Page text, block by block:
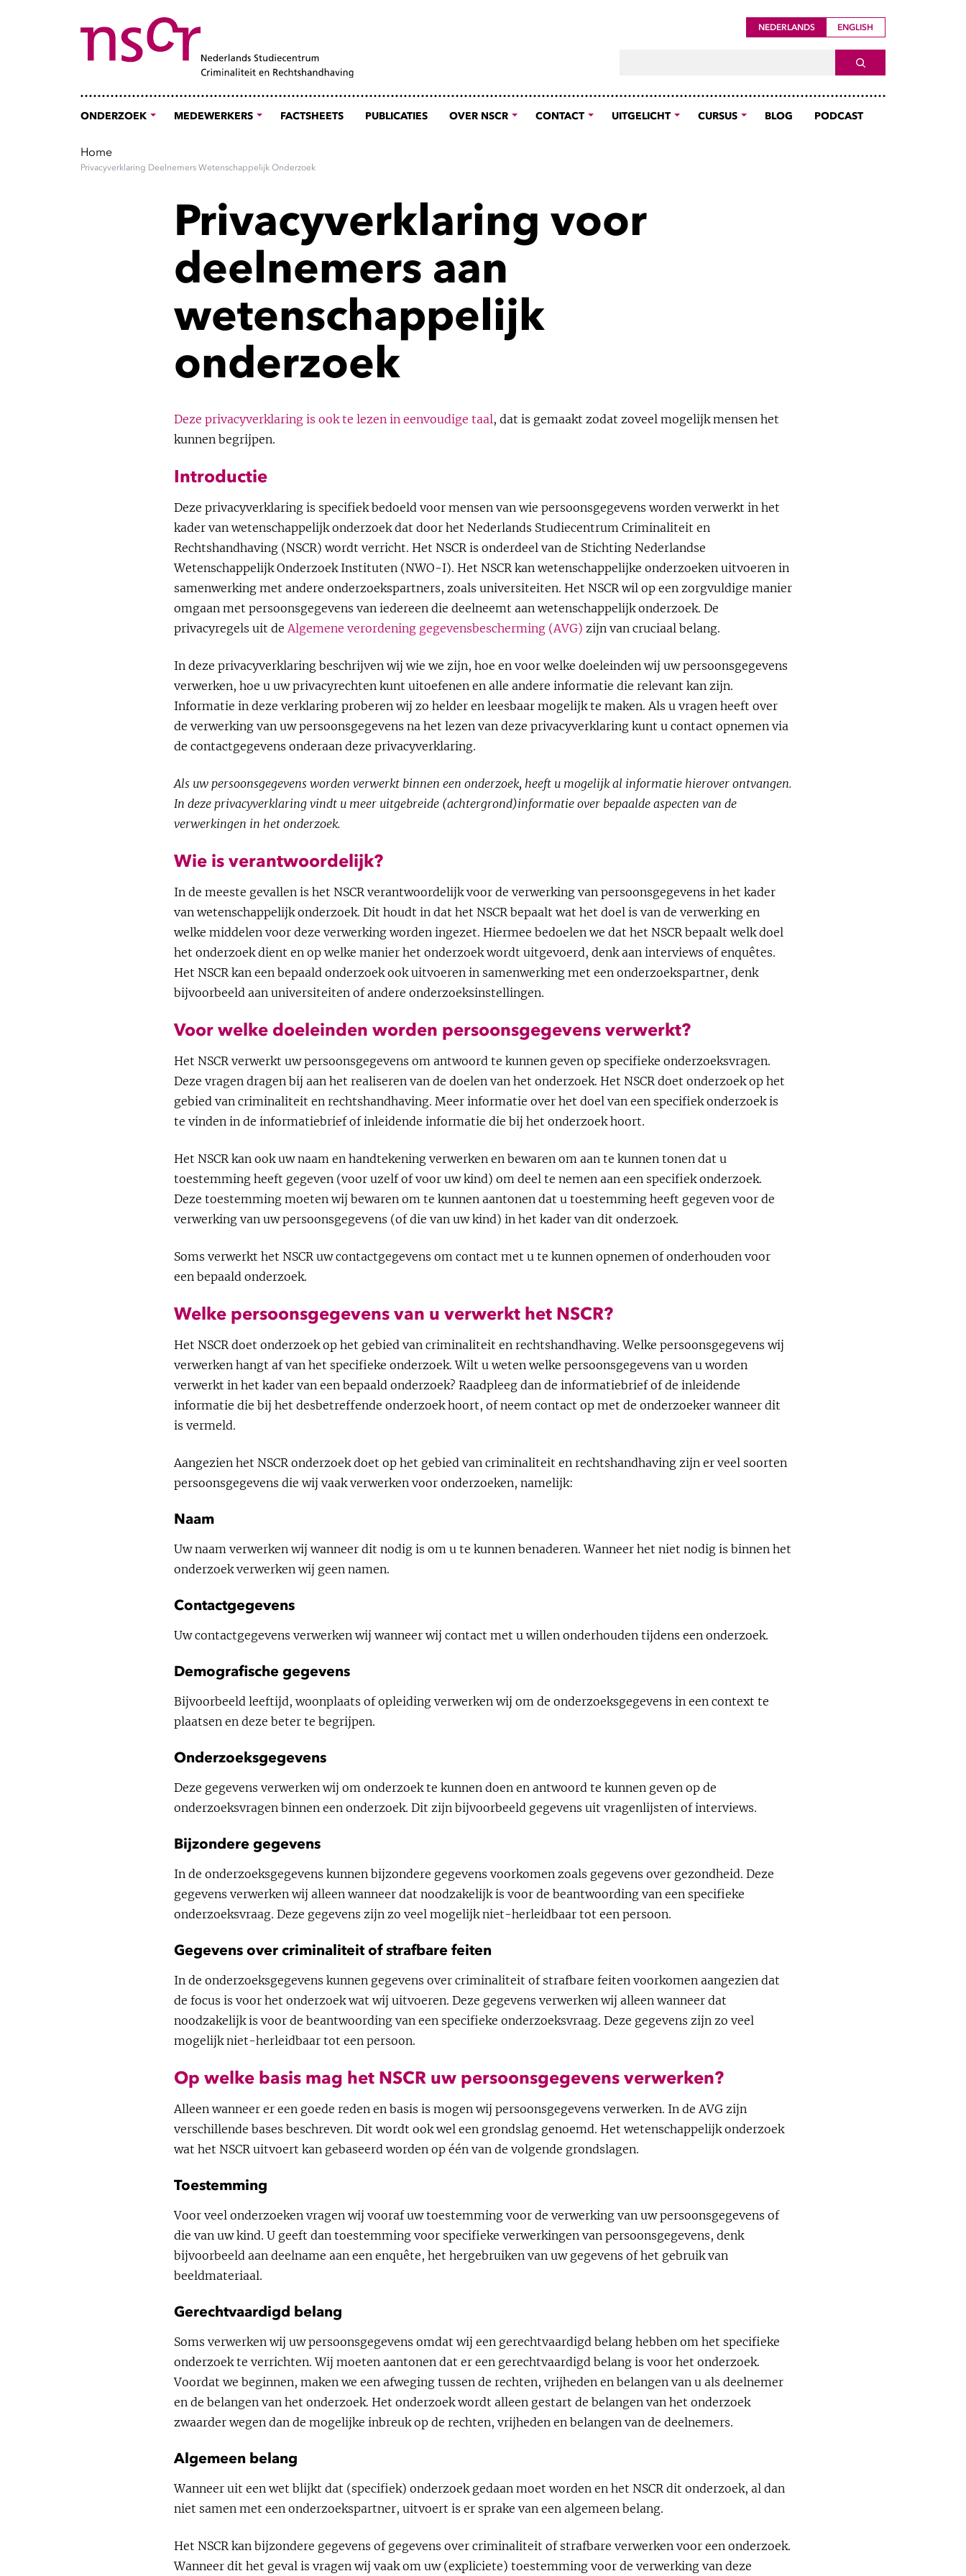
NEDERLANDS ENGLISH
SEARCH
ONDERZOEK MEDEWERKERS FACTSHEETS PUBLICATIES OVER NSCR CONTACT UITGELICHT CURSUS BLOG PODCAST
Home
Privacyverklaring Deelnemers Wetenschappelijk Onderzoek
Privacyverklaring voor
deelnemers aan
wetenschappelijk
onderzoek
Deze privacyverklaring is ook te lezen in eenvoudige taal, dat is gemaakt zodat zoveel mogelijk mensen het
kunnen begrijpen.
Introductie
Deze privacyverklaring is specifiek bedoeld voor mensen van wie persoonsgegevens worden verwerkt in het
kader van wetenschappelijk onderzoek dat door het Nederlands Studiecentrum Criminaliteit en
Rechtshandhaving (NSCR) wordt verricht. Het NSCR is onderdeel van de Stichting Nederlandse
Wetenschappelijk Onderzoek Instituten (NWO-I). Het NSCR kan wetenschappelijke onderzoeken uitvoeren in
samenwerking met andere onderzoekspartners, zoals universiteiten. Het NSCR wil op een zorgvuldige manier
omgaan met persoonsgegevens van iedereen die deelneemt aan wetenschappelijk onderzoek. De
privacyregels uit de Algemene verordening gegevensbescherming (AVG) zijn van cruciaal belang.
In deze privacyverklaring beschrijven wij wie we zijn, hoe en voor welke doeleinden wij uw persoonsgegevens
verwerken, hoe u uw privacyrechten kunt uitoefenen en alle andere informatie die relevant kan zijn.
Informatie in deze verklaring proberen wij zo helder en leesbaar mogelijk te maken. Als u vragen heeft over
de verwerking van uw persoonsgegevens na het lezen van deze privacyverklaring kunt u contact opnemen via
de contactgegevens onderaan deze privacyverklaring.
Als uw persoonsgegevens worden verwerkt binnen een onderzoek, heeft u mogelijk al informatie hierover ontvangen.
In deze privacyverklaring vindt u meer uitgebreide (achtergrond)informatie over bepaalde aspecten van de
verwerkingen in het onderzoek.
Wie is verantwoordelijk?
In de meeste gevallen is het NSCR verantwoordelijk voor de verwerking van persoonsgegevens in het kader
van wetenschappelijk onderzoek. Dit houdt in dat het NSCR bepaalt wat het doel is van de verwerking en
welke middelen voor deze verwerking worden ingezet. Hiermee bedoelen we dat het NSCR bepaalt welk doel
het onderzoek dient en op welke manier het onderzoek wordt uitgevoerd, denk aan interviews of enquêtes.
Het NSCR kan een bepaald onderzoek ook uitvoeren in samenwerking met een onderzoekspartner, denk
bijvoorbeeld aan universiteiten of andere onderzoeksinstellingen.
Voor welke doeleinden worden persoonsgegevens verwerkt?
Het NSCR verwerkt uw persoonsgegevens om antwoord te kunnen geven op specifieke onderzoeksvragen.
Deze vragen dragen bij aan het realiseren van de doelen van het onderzoek. Het NSCR doet onderzoek op het
gebied van criminaliteit en rechtshandhaving. Meer informatie over het doel van een specifiek onderzoek is
te vinden in de informatiebrief of inleidende informatie die bij het onderzoek hoort.
Het NSCR kan ook uw naam en handtekening verwerken en bewaren om aan te kunnen tonen dat u
toestemming heeft gegeven (voor uzelf of voor uw kind) om deel te nemen aan een specifiek onderzoek.
Deze toestemming moeten wij bewaren om te kunnen aantonen dat u toestemming heeft gegeven voor de
verwerking van uw persoonsgegevens (of die van uw kind) in het kader van dit onderzoek.
Soms verwerkt het NSCR uw contactgegevens om contact met u te kunnen opnemen of onderhouden voor
een bepaald onderzoek.
Welke persoonsgegevens van u verwerkt het NSCR?
Het NSCR doet onderzoek op het gebied van criminaliteit en rechtshandhaving. Welke persoonsgegevens wij
verwerken hangt af van het specifieke onderzoek. Wilt u weten welke persoonsgegevens van u worden
verwerkt in het kader van een bepaald onderzoek? Raadpleeg dan de informatiebrief of de inleidende
informatie die bij het desbetreffende onderzoek hoort, of neem contact op met de onderzoeker wanneer dit
is vermeld.
Aangezien het NSCR onderzoek doet op het gebied van criminaliteit en rechtshandhaving zijn er veel soorten
persoonsgegevens die wij vaak verwerken voor onderzoeken, namelijk:
Naam
Uw naam verwerken wij wanneer dit nodig is om u te kunnen benaderen. Wanneer het niet nodig is binnen het
onderzoek verwerken wij geen namen.
Contactgegevens
Uw contactgegevens verwerken wij wanneer wij contact met u willen onderhouden tijdens een onderzoek.
Demografische gegevens
Bijvoorbeeld leeftijd, woonplaats of opleiding verwerken wij om de onderzoeksgegevens in een context te
plaatsen en deze beter te begrijpen.
Onderzoeksgegevens
Deze gegevens verwerken wij om onderzoek te kunnen doen en antwoord te kunnen geven op de
onderzoeksvragen binnen een onderzoek. Dit zijn bijvoorbeeld gegevens uit vragenlijsten of interviews.
Bijzondere gegevens
In de onderzoeksgegevens kunnen bijzondere gegevens voorkomen zoals gegevens over gezondheid. Deze
gegevens verwerken wij alleen wanneer dat noodzakelijk is voor de beantwoording van een specifieke
onderzoeksvraag. Deze gegevens zijn zo veel mogelijk niet-herleidbaar tot een persoon.
Gegevens over criminaliteit of strafbare feiten
In de onderzoeksgegevens kunnen gegevens over criminaliteit of strafbare feiten voorkomen aangezien dat
de focus is voor het onderzoek wat wij uitvoeren. Deze gegevens verwerken wij alleen wanneer dat
noodzakelijk is voor de beantwoording van een specifieke onderzoeksvraag. Deze gegevens zijn zo veel
mogelijk niet-herleidbaar tot een persoon.
Op welke basis mag het NSCR uw persoonsgegevens verwerken?
Alleen wanneer er een goede reden en basis is mogen wij persoonsgegevens verwerken. In de AVG zijn
verschillende bases beschreven. Dit wordt ook wel een grondslag genoemd. Het wetenschappelijk onderzoek
wat het NSCR uitvoert kan gebaseerd worden op één van de volgende grondslagen.
Toestemming
Voor veel onderzoeken vragen wij vooraf uw toestemming voor de verwerking van uw persoonsgegevens of
die van uw kind. U geeft dan toestemming voor specifieke verwerkingen van persoonsgegevens, denk
bijvoorbeeld aan deelname aan een enquête, het hergebruiken van uw gegevens of het gebruik van
beeldmateriaal.
Gerechtvaardigd belang
Soms verwerken wij uw persoonsgegevens omdat wij een gerechtvaardigd belang hebben om het specifieke
onderzoek te verrichten. Wij moeten aantonen dat er een gerechtvaardigd belang is voor het onderzoek.
Voordat we beginnen, maken we een afweging tussen de rechten, vrijheden en belangen van u als deelnemer
en de belangen van het onderzoek. Het onderzoek wordt alleen gestart de belangen van het onderzoek
zwaarder wegen dan de mogelijke inbreuk op de rechten, vrijheden en belangen van de deelnemers.
Algemeen belang
Wanneer uit een wet blijkt dat (specifiek) onderzoek gedaan moet worden en het NSCR dit onderzoek, al dan
niet samen met een onderzoekspartner, uitvoert is er sprake van een algemeen belang.
Het NSCR kan bijzondere gegevens of gegevens over criminaliteit of strafbare verwerken voor een onderzoek.
Wanneer dit het geval is vragen wij vaak om uw (expliciete) toestemming voor de verwerking van deze